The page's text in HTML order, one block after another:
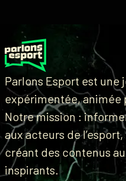
Parlons Esport est
expérimentée, animée
Notre mission :
aux acteurs de
créant des contenus
inspirants.